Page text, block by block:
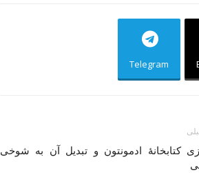
Telegram
کتابخانهٔ ادمونتون و تبدیل آن به شوخی